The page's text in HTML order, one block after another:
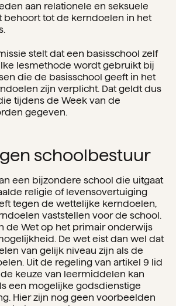
aan relationele en seksuele
behoort tot de kerndoelen in het
stelt dat een basisschool zelf
lesmethode wordt gebruikt bij
die de basisschool geeft in het
zijn verplicht. Dat geldt dus
tijdens de Week van de
gegeven.
schoolbestuur
een bijzondere school die uitgaat
religie of levensovertuiging
tegen de wettelijke kerndoelen,
vaststellen voor de school.
de Wet op het primair onderwijs
De wet eist dan wel dat
van gelijk niveau zijn als de
Uit de regeling van artikel 9 lid
de keuze van leermiddelen kan
een mogelijke godsdienstige
Hier zijn nog geen voorbeelden